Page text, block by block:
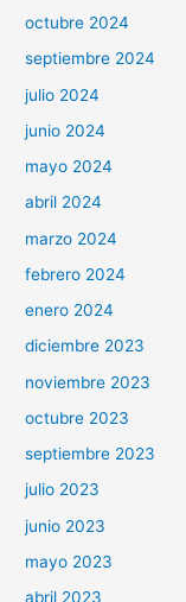
octubre 2024
septiembre 2024
julio 2024
junio 2024
mayo 2024
abril 2024
marzo 2024
febrero 2024
enero 2024
diciembre 2023
noviembre 2023
octubre 2023
septiembre 2023
julio 2023
junio 2023
mayo 2023
abril 2023